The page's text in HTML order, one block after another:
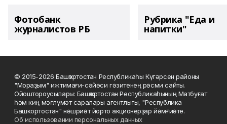
Фотобанк
журналистов РБ
Рубрика "Еда и
напитки"
© 2015-2026 Башҡортостан Республикаһы Күгәрсен районы
"Мораҙым" ижтимағи-сәйәси гәзитенең рәсми сайты.
Ойоштороусылары: Башҡортостан Республикаһының Матбуғат
һәм киң мәғлүмәт саралары агентлығы, "Республика
Башкортостан" нәшриәт йорто акционерҙар йәмғиәте.
Об использовании персональных данных